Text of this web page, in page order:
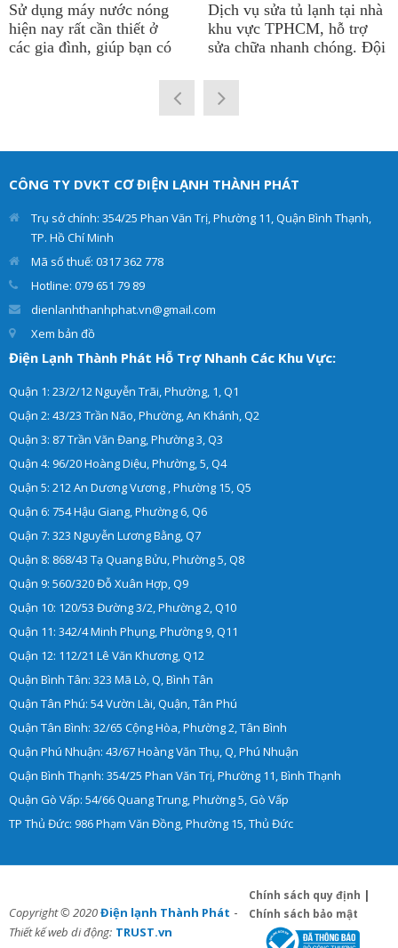
Sử dụng máy nước nóng
hiện nay rất cần thiết ở
các gia đình, giúp bạn có
quanh năm để phục vụ cho
vụ sửa máy nước nóng các
loại như: máy nước nóng
trực tiếp, máy nước nóng
gián tiếp tại nhà.
Dịch vụ sửa tủ lạnh tại nhà
khu vực TPHCM, hỗ trợ
sửa chữa nhanh chóng. Đội
lạnh tại công ty
Thành Phát
nhất. Giúp cho tủ lạnh
hiệu quả và an toàn.
CÔNG TY DVKT CƠ ĐIỆN LẠNH THÀNH PHÁT
Trụ sở chính: 354/25 Phan Văn Trị, Phường 11, Quận Bình Thạnh,
TP. Hồ Chí Minh
Mã số thuế: 0317 362 778
Hotline: 079 651 79 89
dienlanhthanhphat.vn@gmail.com
Xem bản đồ
Điện Lạnh Thành Phát Hỗ Trợ Nhanh Các Khu Vực:
Quận 1: 23/2/12 Nguyễn Trãi, Phường, 1, Q1
Quận 2: 43/23 Trần Não, Phường, An Khánh, Q2
Quận 3: 87 Trần Văn Đang, Phường 3, Q3
Quận 4: 96/20 Hoàng Diệu, Phường, 5, Q4
Quận 5: 212 An Dương Vương , Phường 15, Q5
Quận 6: 754 Hậu Giang, Phường 6, Q6
Quận 7: 323 Nguyễn Lương Bằng, Q7
Quận 8: 868/43 Tạ Quang Bửu, Phường 5, Q8
Quận 9: 560/320 Đỗ Xuân Hợp, Q9
Quận 10: 120/53 Đường 3/2, Phường 2, Q10
Quận 11: 342/4 Minh Phụng, Phường 9, Q11
Quận 12: 112/21 Lê Văn Khương, Q12
Quận Bình Tân: 323 Mã Lò, Q, Bình Tân
Quận Tân Phú: 54 Vườn Lài, Quận, Tân Phú
Quận Tân Bình: 32/65 Cộng Hòa, Phường 2, Tân Bình
Quận Phú Nhuận: 43/67 Hoàng Văn Thụ, Q, Phú Nhuận
Quận Bình Thạnh: 354/25 Phan Văn Trị, Phường 11, Bình Thạnh
Quận Gò Vấp: 54/66 Quang Trung, Phường 5, Gò Vấp
TP Thủ Đức: 986 Phạm Văn Đồng, Phường 15, Thủ Đức
Copyright © 2020Điện lạnh Thành Phát -
Thiết kế web di động: TRUST.vn
Chính sách quy định |
Chính sách bảo mật